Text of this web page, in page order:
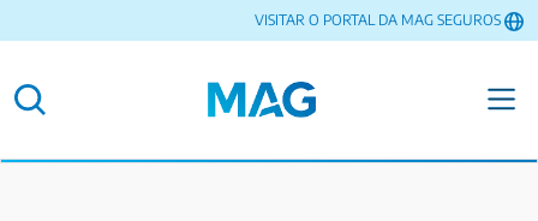
VISITAR O PORTAL DA MAG SEGUROS